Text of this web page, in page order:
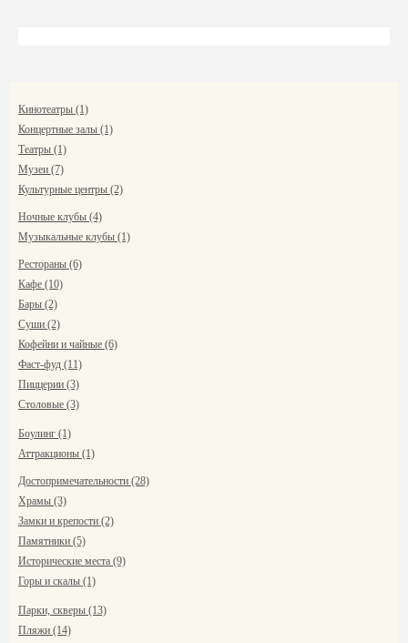
Кинотеатры (1)
Концертные залы (1)
Театры (1)
Музеи (7)
Культурные центры (2)
Ночные клубы (4)
Музыкальные клубы (1)
Рестораны (6)
Кафе (10)
Бары (2)
Суши (2)
Кофейни и чайные (6)
Фаст-фуд (11)
Пиццерии (3)
Столовые (3)
Боулинг (1)
Аттракционы (1)
Достопримечательности (28)
Храмы (3)
Замки и крепости (2)
Памятники (5)
Исторические места (9)
Горы и скалы (1)
Парки, скверы (13)
Пляжи (14)